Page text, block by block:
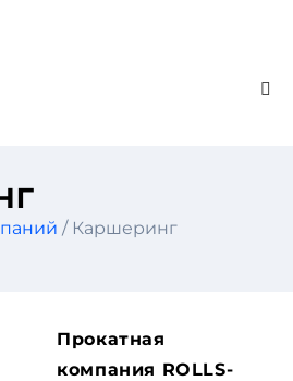
/ Каршеринг
Прокатная
компания ROLLS-